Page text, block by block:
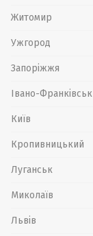
Житомир
Ужгород
Запоріжжя
Івано-Франківськ
Київ
Кропивницький
Луганськ
Миколаїв
Львів